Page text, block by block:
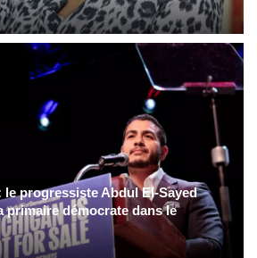
le progressiste Abdul El-Sayed
primaire démocrate dans le